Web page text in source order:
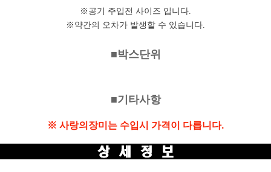
※공기 주입전 사이즈 입니다.
※약간의 오차가 발생할 수 있습니다.
■박스단위
■기타사항
※ 사랑의장미는 수입시 가격이 다릅니다.